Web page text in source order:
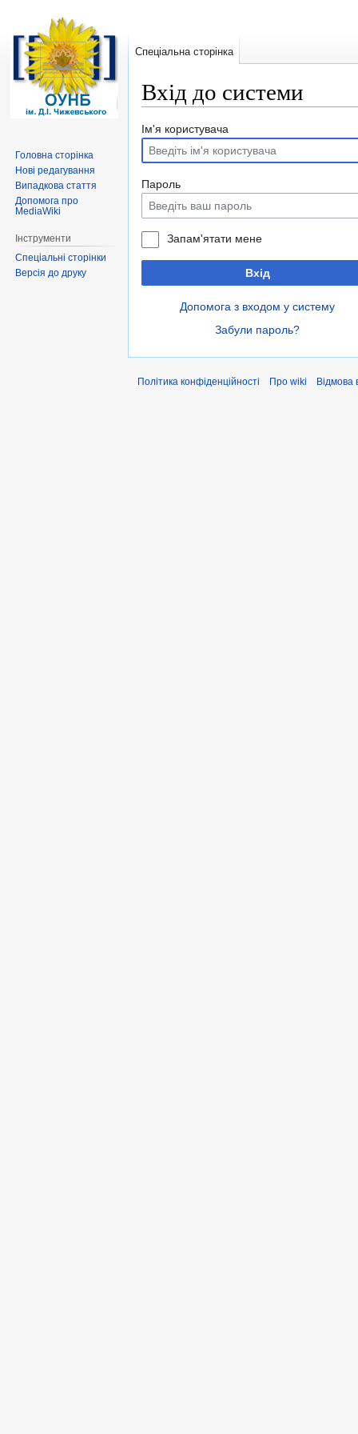
Вхід до системи
Перейти
до
навігації
Перейти
до
пошуку
Ім'я користувача
Пароль
Запам'ятати мене
Вхід
Допомога з входом у систему
Забули пароль?
Спеціальна сторінка
Головна сторінка
Нові редагування
Випадкова стаття
Допомога про
MediaWiki
Інструменти
Спеціальні сторінки
Версія до друку
Політика конфіденційності Про wiki Відмова